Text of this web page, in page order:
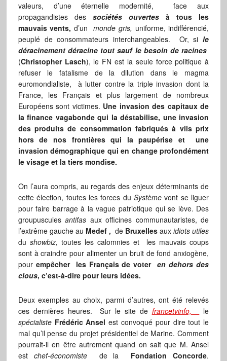
valeurs, d’une éternelle modernité, face aux
propagandistes dessociétés ouvertes à tous les
mauvais vents, d’unmonde gris, uniforme, indifférencié,
peuplé de consommateurs interchangeables. Or, sile
déracinement déracine tout sauf le besoin de racines
(Christopher Lasch), le FN est la seule force politique à
refuser le fatalisme de la dilution dans le magma
euromondialiste, à lutter contre la triple invasion dont la
France, les Français et plus largement de nombreux
Européens sont victimes. Une invasion des capitaux de
la finance vagabonde qui la déstabilise, une invasion
des produits de consommation fabriqués à vils prix
hors de nos frontières qui la paupérise et une
invasion démographique qui en change profondément
le visage et la tiers mondise.
On l’aura compris, au regards des enjeux déterminants de
cette élection, toutes les forces duSystème vont se liguer
pour faire barrage à la vague patriotique qui se lève. Des
groupusculesantifas aux officines communautaristes, de
l’extrême gauche au Medef , de Bruxelles auxidiots utiles
du showbiz, toutes les calomnies et les mauvais coups
sont à craindre pour alimenter un bruit de fond anxiogène,
pour empêcher les Français de voteren dehors des
clous, c’est-à-dire pour leurs idées.
Deux exemples au choix, parmi d’autres, ont été relevés
ces dernières heures. Sur le site de francetvinfo,
le
spécialisteFrédéric Ansel est convoqué pour dire tout le
mal qu’il pense du projet présidentiel de Marine. Comment
pourrait-il en être autrement quand on sait que M. Ansel
estchef-économistede la Fondation Concorde.